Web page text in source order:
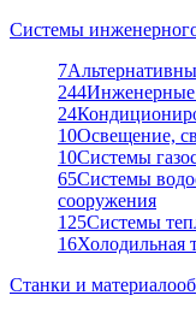
Системы
7
244Инженерные
24
10Освещение,
10Системы
65Системы
сооружения
125Системы
16Холодильная
Станки и